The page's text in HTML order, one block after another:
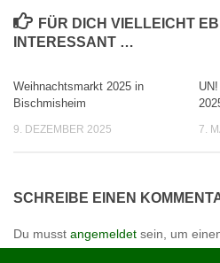
FÜR DICH VIELLEICHT
INTERESSANT …
Weihnachtsmarkt 2025 in
Bischmisheim
9. DEZEMBER 2025 7.
SCHREIBE EINEN
Du musst angemeldet sein, um